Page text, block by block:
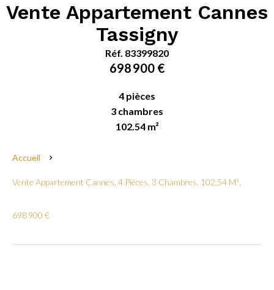
Vente Appartement Cannes
Tassigny
Réf. 83399820
698 900 €
4 pièces
3 chambres
102.54 m²
Accueil
Vente Appartement Cannes, 4 Pièces, 3 Chambres, 102.54 M²,
698 900 €